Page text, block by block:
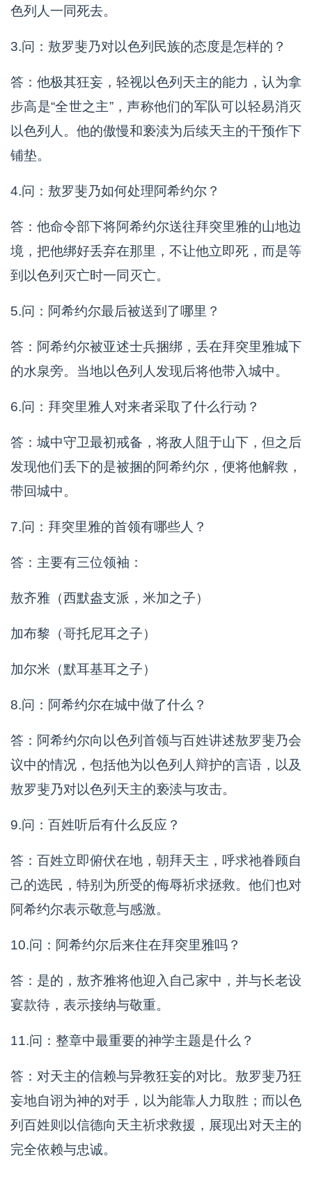
色列人一同死去。
3.问：敖罗斐乃对以色列民族的态度是怎样的？
答：他极其狂妄，轻视以色列天主的能力，认为拿
步高是“全世之主”，声称他们的军队可以轻易消灭
以色列人。他的傲慢和亵渎为后续天主的干预作下
铺垫。
4.问：敖罗斐乃如何处理阿希约尔？
答：他命令部下将阿希约尔送往拜突里雅的山地边
境，把他绑好丢弃在那里，不让他立即死，而是等
到以色列灭亡时一同灭亡。
5.问：阿希约尔最后被送到了哪里？
答：阿希约尔被亚述士兵捆绑，丢在拜突里雅城下
的水泉旁。当地以色列人发现后将他带入城中。
6.问：拜突里雅人对来者采取了什么行动？
答：城中守卫最初戒备，将敌人阻于山下，但之后
发现他们丢下的是被捆的阿希约尔，便将他解救，
带回城中。
7.问：拜突里雅的首领有哪些人？
答：主要有三位领袖：
敖齐雅（西默盎支派，米加之子）
加布黎（哥托尼耳之子）
加尔米（默耳基耳之子）
8.问：阿希约尔在城中做了什么？
答：阿希约尔向以色列首领与百姓讲述敖罗斐乃会
议中的情况，包括他为以色列人辩护的言语，以及
敖罗斐乃对以色列天主的亵渎与攻击。
9.问：百姓听后有什么反应？
答：百姓立即俯伏在地，朝拜天主，呼求祂眷顾自
己的选民，特别为所受的侮辱祈求拯救。他们也对
阿希约尔表示敬意与感激。
10.问：阿希约尔后来住在拜突里雅吗？
答：是的，敖齐雅将他迎入自己家中，并与长老设
宴款待，表示接纳与敬重。
11.问：整章中最重要的神学主题是什么？
答：对天主的信赖与异教狂妄的对比。敖罗斐乃狂
妄地自诩为神的对手，以为能靠人力取胜；而以色
列百姓则以信德向天主祈求救援，展现出对天主的
完全依赖与忠诚。